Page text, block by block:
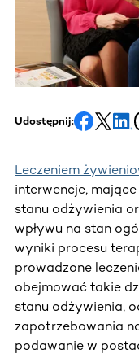
Udostępnij:
Leczeniem
interwencje,
stanu odżywienia
wpływu na stan
wyniki procesu
prowadzone
obejmować takie
stanu odżywienia,
zapotrzebowania
podawanie w